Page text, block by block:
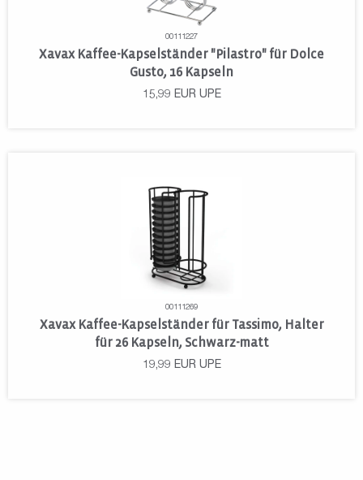
00111227
Xavax Kaffee-Kapselständer "Pilastro" für Dolce
Gusto, 16 Kapseln
15,99 EUR UPE
00111269
Xavax Kaffee-Kapselständer für Tassimo, Halter
für 26 Kapseln, Schwarz-matt
19,99 EUR UPE